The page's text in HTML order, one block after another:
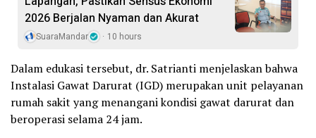
2026 Berjalan Nyaman dan Akurat
SuaraMandar 10 hours
Dalam edukasi tersebut, dr. Satrianti menjelaskan bahwa
Instalasi Gawat Darurat (IGD) merupakan unit pelayanan
rumah sakit yang menangani kondisi gawat darurat dan
beroperasi selama 24 jam.